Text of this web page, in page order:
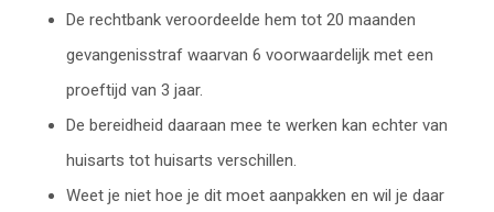
De rechtbank veroordeelde hem tot 20 maanden
gevangenisstraf waarvan 6 voorwaardelijk met een
proeftijd van 3 jaar.
De bereidheid daaraan mee te werken kan echter van
huisarts tot huisarts verschillen.
Weet je niet hoe je dit moet aanpakken en wil je daar